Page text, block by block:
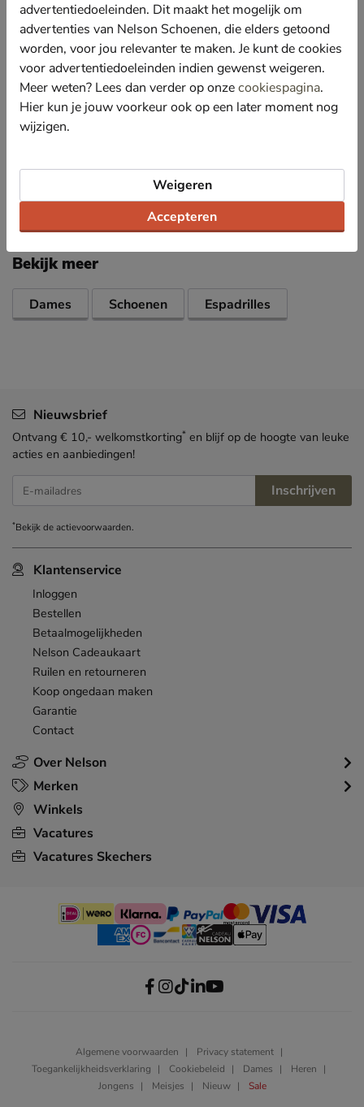
Heeft een binnenvoering en een vast voetbed van leer.
Het fijne van leer is dat het materiaal ademt en
hierdoor een frisse schoen blijft.
Aan de binnenkant van de hiel zit een elastisch bandje
waardoor de schoen goed om de hiel blijft zitten.
De loopzool is van rubber dat zorgt voor een
uitstekende grip.
soepeler met dragen.
Specificaties
Bekijk meer
Dames Schoenen Espadrilles
Over Nelson
Klantenservice
Inloggen
Bestellen
Betaalmogelijkheden
Nelson Cadeaukaart
Ruilen en retourneren
Koop ongedaan maken
Garantie
Contact
Merken
Winkels
Vacatures
Vacatures Skechers
Nieuwsbrief
Ontvang € 10,- welkomstkorting* en blijf op de hoogte van leuke
acties en aanbiedingen!
E-mailadres Inschrijven
*Bekijk deactievoorwaarden.
Algemene voorwaarden
Privacy statement
Toegankelijkheidsverklaring
Cookiebeleid Dames
Heren
Jongens
Meisjes Nieuw Sale
advertentiedoeleinden. Dit maakt het mogelijk om
advertenties van Nelson Schoenen, die elders getoond
worden, voor jou relevanter te maken. Je kunt de cookies
voor advertentiedoeleinden indien gewenst weigeren.
Meer weten? Lees dan verder op onzecookiespagina.
Hier kun je jouw voorkeur ook op een later moment nog
wijzigen.
Accepteren
Weigeren